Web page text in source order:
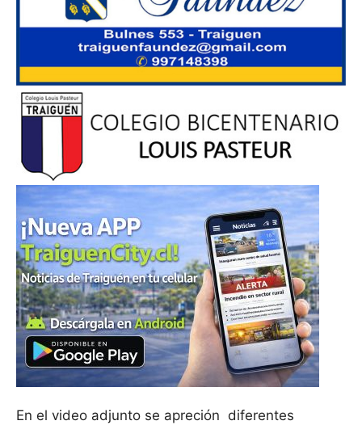
En el video adjunto se apreción diferentes